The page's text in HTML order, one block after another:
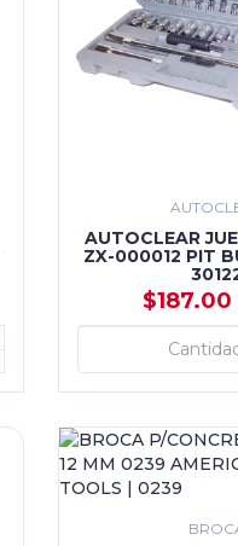
AUTOCLEAR
ZX-000012 PIT
$187.00
+